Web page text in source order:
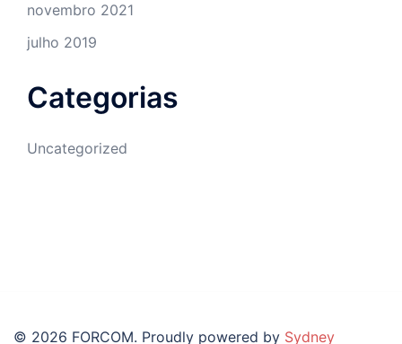
novembro 2021
julho 2019
Categorias
Uncategorized
© 2026 FORCOM. Proudly powered by Sydney